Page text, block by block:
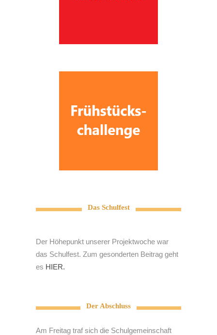
Das Schulfest
Der Höhepunkt unserer Projektwoche war
das Schulfest. Zum gesonderten Beitrag geht
es HIER.
Der Abschluss
Am Freitag traf sich die Schulgemeinschaft